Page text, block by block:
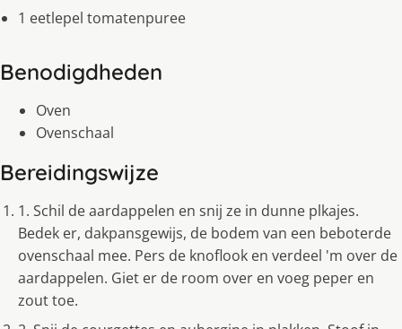
1 eetlepel tomatenpuree
Benodigdheden
Oven
Ovenschaal
Bereidingswijze
1. Schil de aardappelen en snij ze in dunne plkajes.
Bedek er, dakpansgewijs, de bodem van een beboterde
ovenschaal mee. Pers de knoflook en verdeel 'm over de
aardappelen. Giet er de room over en voeg peper en
zout toe.